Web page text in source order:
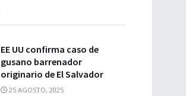
EE UU confirma caso de
gusano barrenador
originario de El Salvador
25 AGOSTO, 2025